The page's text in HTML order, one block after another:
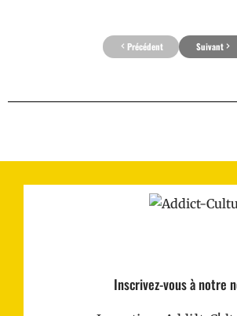
Précédent Suivant
Inscrivez-vous à notre